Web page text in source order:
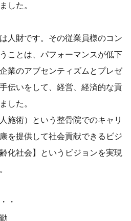
した。
人財です。その従業員様のコン
ことは、パフォーマンスが低下
業のアブセンティズムとプレゼ
伝いをして、経営、経済的な貢
した。
施術）という整骨院でのキャリ
を提供して社会貢献できるビジ
化社会】というビジョンを実現
・